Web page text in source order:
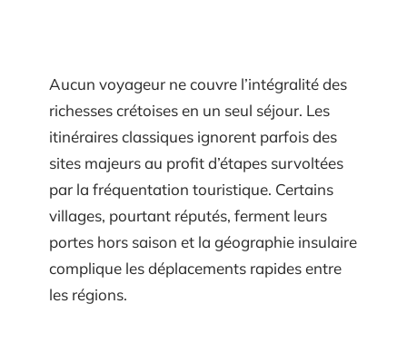
Aucun voyageur ne couvre l’intégralité des
richesses crétoises en un seul séjour. Les
itinéraires classiques ignorent parfois des
sites majeurs au profit d’étapes survoltées
par la fréquentation touristique. Certains
villages, pourtant réputés, ferment leurs
portes hors saison et la géographie insulaire
complique les déplacements rapides entre
les régions.